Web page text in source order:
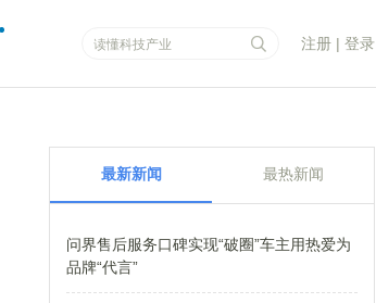
注册 | 登录
最新新闻 最热新闻
问界售后服务口碑实现“破圈”车主用热爱为
品牌“代言”